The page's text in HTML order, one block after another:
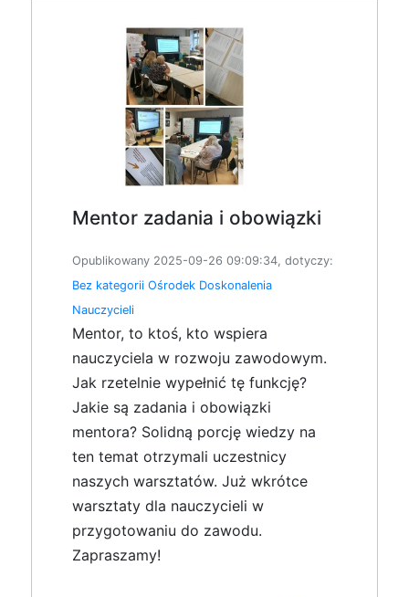
Mentor zadania i obowiązki
Opublikowany 2025-09-26 09:09:34, dotyczy:
Bez kategorii Ośrodek Doskonalenia
Nauczycieli
Mentor, to ktoś, kto wspiera
nauczyciela w rozwoju zawodowym.
Jak rzetelnie wypełnić tę funkcję?
Jakie są zadania i obowiązki
mentora? Solidną porcję wiedzy na
ten temat otrzymali uczestnicy
naszych warsztatów. Już wkrótce
warsztaty dla nauczycieli w
przygotowaniu do zawodu.
Zapraszamy!